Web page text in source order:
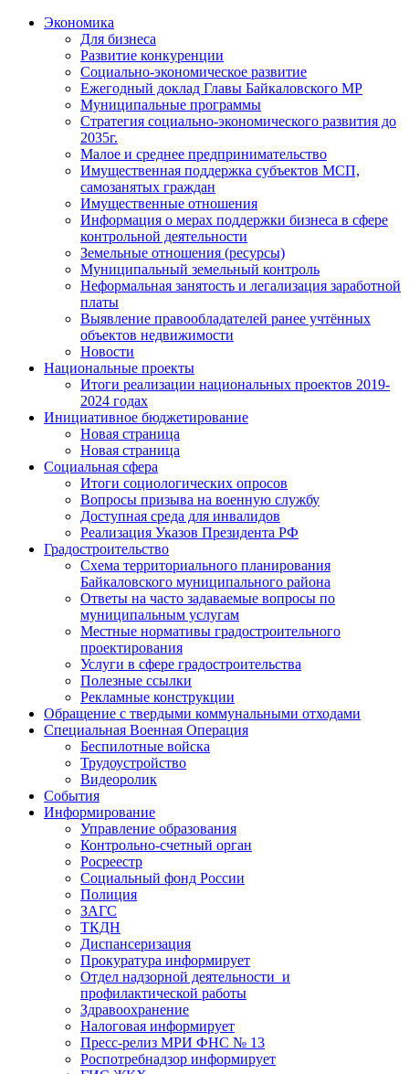
Экономика
Для бизнеса
Развитие конкуренции
Социально-экономическое развитие
Ежегодный доклад Главы Байкаловского МР
Муниципальные программы
Стратегия социально-экономического развития до
2035г.
Малое и среднее предпринимательство
Имущественная поддержка субъектов МСП,
самозанятых граждан
Имущественные отношения
Информация о мерах поддержки бизнеса в сфере
контрольной деятельности
Земельные отношения (ресурсы)
Муниципальный земельный контроль
Неформальная занятость и легализация заработной
платы
Выявление правообладателей ранее учтённых
объектов недвижимости
Новости
Национальные проекты
Итоги реализации национальных проектов 2019-
2024 годах
Инициативное бюджетирование
Новая страница
Новая страница
Социальная сфера
Итоги социологических опросов
Вопросы призыва на военную службу
Доступная среда для инвалидов
Реализация Указов Президента РФ
Градостроительство
Схема территориального планирования
Байкаловского муниципального района
Ответы на часто задаваемые вопросы по
муниципальным услугам
Местные нормативы градостроительного
проектирования
Услуги в сфере градостроительства
Полезные ссылки
Рекламные конструкции
Обращение с твердыми коммунальными отходами
Специальная Военная Операция
Беспилотные войска
Трудоустройство
Видеоролик
События
Информирование
Управление образования
Контрольно-счетный орган
Росреестр
Социальный фонд России
Полиция
ЗАГС
ТКДН
Диспансеризация
Прокуратура информирует
Отдел надзорной деятельности и
профилактической работы
Здравоохранение
Налоговая информирует
Пресс-релиз МРИ ФНС № 13
Роспотребнадзор информирует